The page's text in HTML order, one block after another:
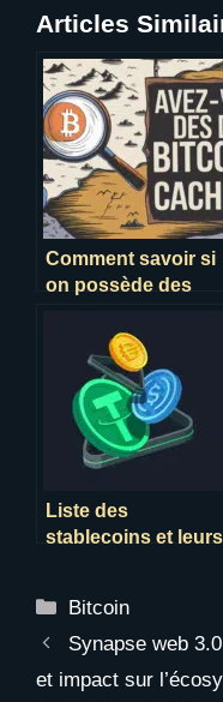
Articles
Comment savoir si
on possède des
Liste des
stablecoins et leurs
Catégories
Bitcoin
Synapse web
et impact sur